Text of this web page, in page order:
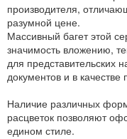
производителя,
разумной цене.
Массивный багет этой
значимость вложению,
для представительских
документов и в
Наличие различных
расцветок позволяют
едином стиле.